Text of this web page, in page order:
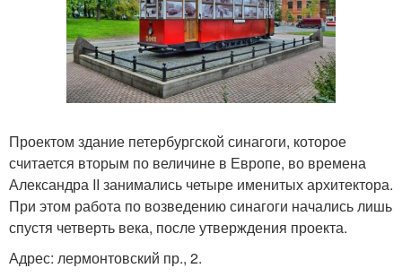
Проектом здание петербургской синагоги, которое
считается вторым по величине в Европе, во времена
Александра II занимались четыре именитых архитектора.
При этом работа по возведению синагоги начались лишь
спустя четверть века, после утверждения проекта.
Адрес: лермонтовский пр., 2.